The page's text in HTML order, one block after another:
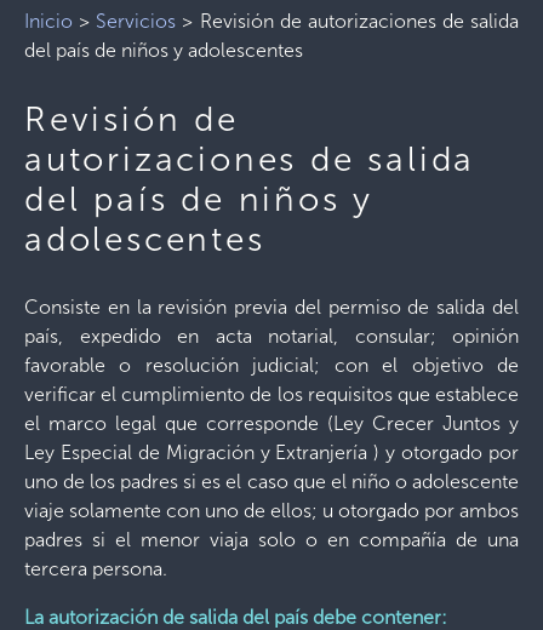
Inicio > Servicios > Revisión de autorizaciones de salida
del país de niños y adolescentes
Revisión de
autorizaciones de salida
del país de niños y
adolescentes
Consiste en la revisión previa del permiso de salida del
país, expedido en acta notarial, consular; opinión
favorable o resolución judicial; con el objetivo de
verificar el cumplimiento de los requisitos que establece
el marco legal que corresponde (Ley Crecer Juntos y
Ley Especial de Migración y Extranjería ) y otorgado por
uno de los padres si es el caso que el niño o adolescente
viaje solamente con uno de ellos; u otorgado por ambos
padres si el menor viaja solo o en compañía de una
tercera persona.
La autorización de salida del país debe contener: